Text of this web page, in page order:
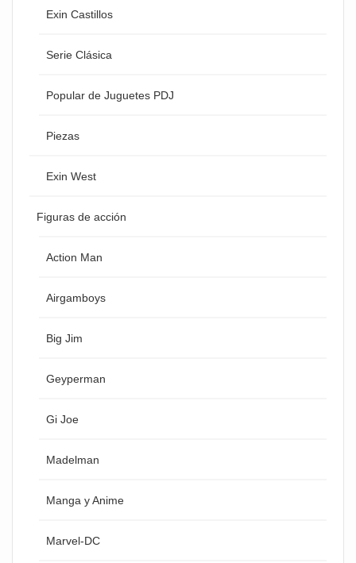
Exin Castillos
Serie Clásica
Popular de Juguetes PDJ
Piezas
Exin West
Figuras de acción
Action Man
Airgamboys
Big Jim
Geyperman
Gi Joe
Madelman
Manga y Anime
Marvel-DC